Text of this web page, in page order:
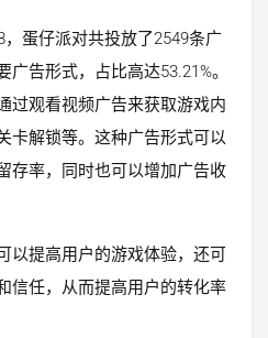
，蛋仔派对共投放了2549条广
告形式，占比高达53.21%。
过观看视频广告来获取游戏内
卡解锁等。这种广告形式可以
存率，同时也可以增加广告收
以提高用户的游戏体验，还可
信任，从而提高用户的转化率